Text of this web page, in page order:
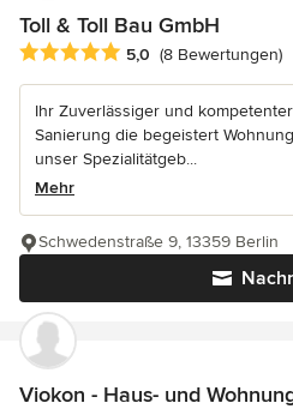
Toll & Toll Bau GmbH
Durchschnittliche Bewertung: 5
5,0 (8 Bewertungen)
Ihr Zuverlässiger und
Sanierung die begeistert
unser Spezialitätgeb...
Mehr
Schwedenstraße 9, 13359 Berlin
Viokon - Haus- und